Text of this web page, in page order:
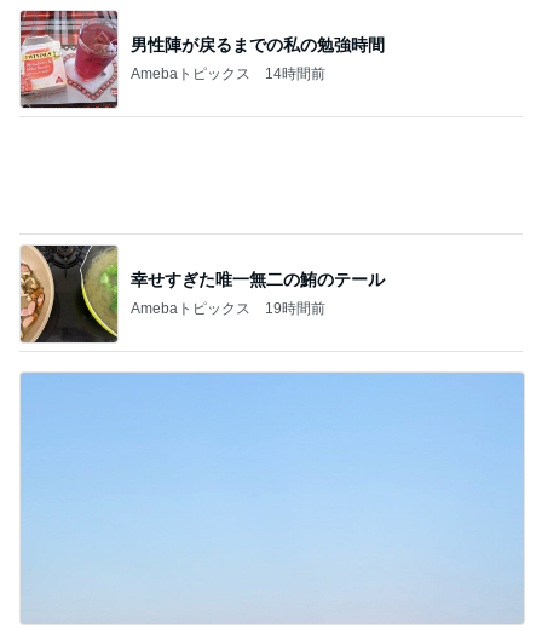
幸せすぎた唯一無二の鮪のテール
Amebaトピックス 19時間前